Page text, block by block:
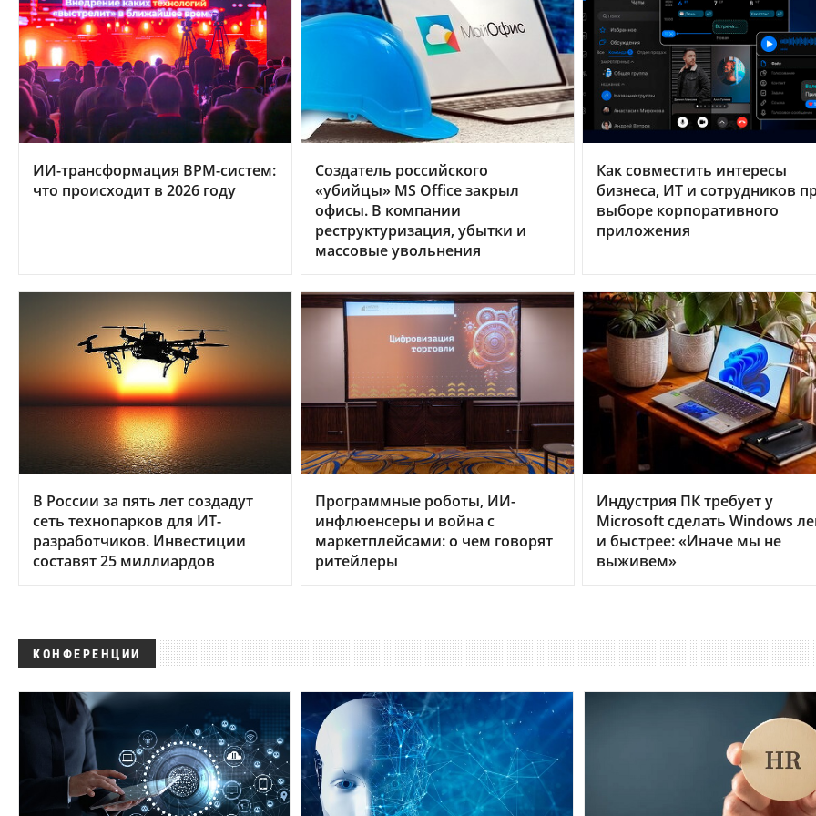
ИИ-трансформация BPM-систем:
что происходит в 2026 году
Создатель российского
«убийцы» MS Office закрыл
офисы. В компании
реструктуризация, убытки и
массовые увольнения
Как совместить интересы
бизнеса, ИТ и сотрудников
выборе корпоративного
приложения
В России за пять лет создадут
сеть технопарков для ИТ-
разработчиков. Инвестиции
составят 25 миллиардов
Программные роботы, ИИ-
инфлюенсеры и война с
маркетплейсами: о чем говорят
ритейлеры
Индустрия ПК требует у
Microsoft сделать Windows
и быстрее: «Иначе мы не
выживем»
КОНФЕРЕНЦИИ